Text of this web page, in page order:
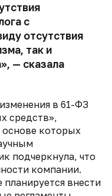
с
отсутствия
так и
— сказала
в 61-ФЗ
средств»,
которых
подчеркнула, что
компании.
внести